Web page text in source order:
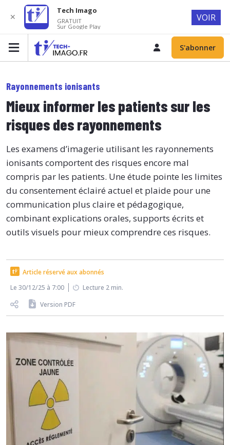
S'abonner
Rayonnements ionisants
Mieux informer les patients sur les
risques des rayonnements
Les examens d’imagerie utilisant les rayonnements
ionisants comportent des risques encore mal
compris par les patients. Une étude pointe les limites
du consentement éclairé actuel et plaide pour une
communication plus claire et pédagogique,
combinant explications orales, supports écrits et
outils visuels pour mieux comprendre ces risques.
Article réservé aux abonnés
Le 30/12/25 à 7:00
Lecture 2 min.
Version PDF
✕
Tech Imago
GRATUIT
Sur Google Play
VOIR